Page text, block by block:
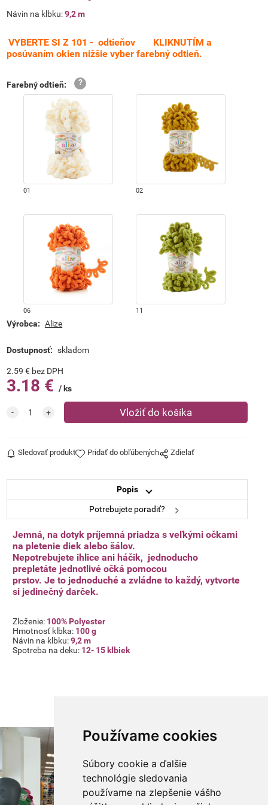
Používame cookies
Súbory cookie a ďalšie
technológie sledovania
používame na zlepšenie vášho
Návin na klbku:9,2 m
VYBERTE SI Z 101 - odtieňov
KLIKNUTÍM a
posúvaním okien nižšie vyber farebný odtieň.
Farebný odtieň:
01 02
06 11
16
31 30
Výrobca: Alize
Dostupnosť: skladom
2.59 € bez DPH
3.18 € ks
Sledovať produkt Pridať do obľúbených Zdielať
Popis
Potrebujete poradiť?
Jemná, na dotyk príjemná priadza s veľkými očkami
na pletenie diek alebo šálov.
Nepotrebujete ihlice ani háčik, jednoducho
prepletáte jednotlivéočká pomocou
prstov.Je to jednoduché a zvládne to každý, vytvorte
si jedinečný darček.
Zloženie: 100% Polyester
Hmotnosť klbka: 100 g
Návin na klbku:9,2 m
Spotreba na deku: 12- 15 klbiek